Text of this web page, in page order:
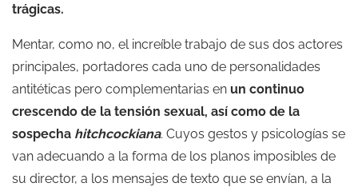
trágicas.
Mentar, como no, el increíble trabajo de sus dos actores
principales, portadores cada uno de personalidades
antitéticas pero complementarias en un continuo
crescendo de la tensión sexual, así como de la
sospecha hitchcockiana. Cuyos gestos y psicologías se
van adecuando a la forma de los planos imposibles de
su director, a los mensajes de texto que se envían, a la